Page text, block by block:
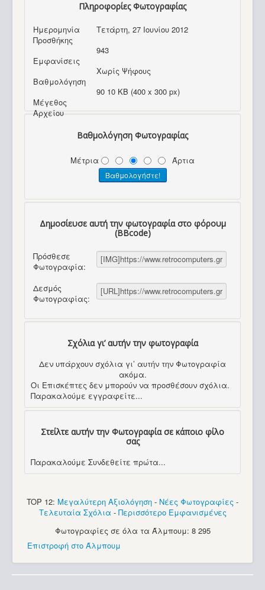
Πληροφορίες Φωτογραφίας
Ημερομηνία
Προσθήκης
Τετάρτη, 27 Ιουνίου 2012
Εμφανίσεις
943
Βαθμολόγηση
Χωρίς Ψήφους
Μέγεθος
Αρχείου
90 10 KB (400 x 300 px)
Βαθμολόγηση Φωτογραφίας
Μέτρια Άρτια
Δημοσίευσε αυτή την φωτογραφία στο φόρουμ
(BBcode)
Πρόσθεσε
Φωτογραφία:
Δεσμός
Φωτογραφίας:
Σχόλια γι’ αυτήν την φωτογραφία
Δεν υπάρχουν σχόλια γι’ αυτήν την Φωτογραφία
ακόμα.
Οι Επισκέπτες δεν μπορούν να προσθέσουν σχόλια.
Παρακαλούμε εγγραφείτε...
Στείλτε αυτήν την Φωτογραφία σε κάποιο φίλο
σας
Παρακαλούμε Συνδεθείτε πρώτα...
TOP 12: Μεγαλύτερη Αξιολόγηση - Νέες Φωτογραφίες -
Τελευταία Σχόλια - Περισσότερο Εμφανισμένες
Φωτογραφίες σε όλα τα Άλμπουμ: 8 295
Επιστροφή στο Άλμπουμ